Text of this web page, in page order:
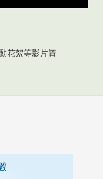
花絮等影片資